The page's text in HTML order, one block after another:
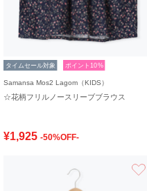
タイムセール対象 ポイント10%
Samansa Mos2 Lagom（KIDS）
☆花柄フリルノースリーブブラウス
¥1,925 -50%OFF-